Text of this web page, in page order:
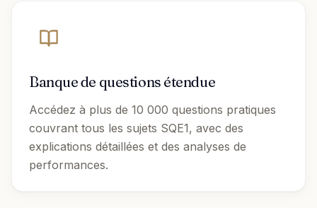
Banque de questions étendue
Accédez à plus de 10 000 questions pratiques
couvrant tous les sujets SQE1, avec des
explications détaillées et des analyses de
performances.